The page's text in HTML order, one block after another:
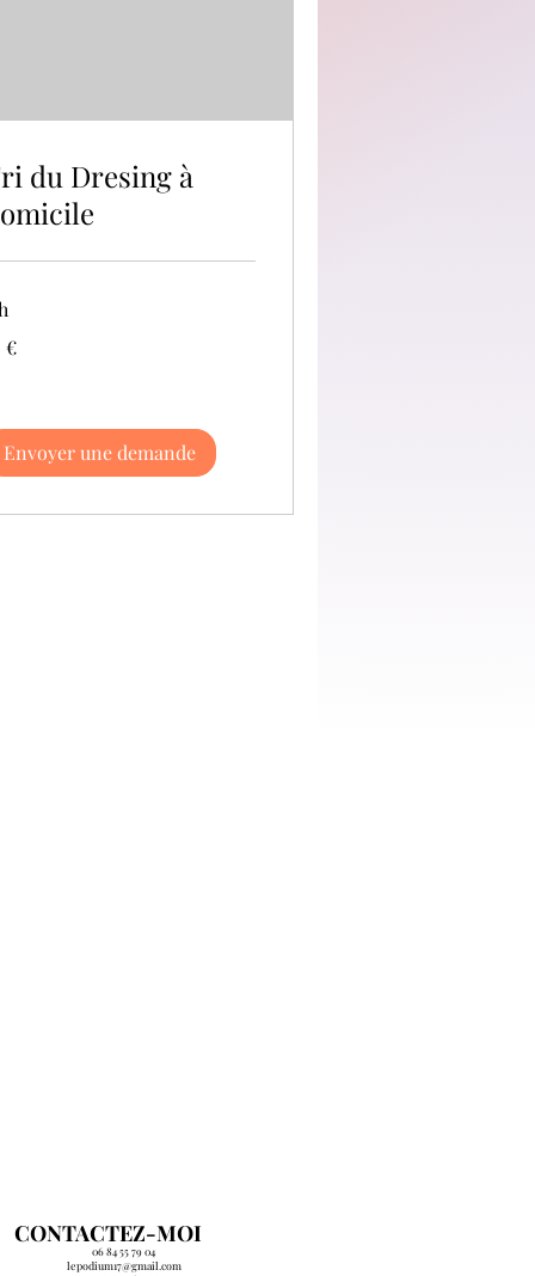
du Dresing à
€
Envoyer une demande
CONTACTEZ-MOI
06 8455 79 04
lepodium17@gmail.com